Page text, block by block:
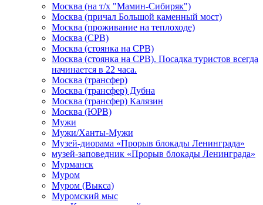
Москва (на т/х "Мамин-Сибиряк")
Москва (причал Большой каменный мост)
Москва (проживание на теплоходе)
Москва (СРВ)
Москва (стоянка на СРВ)
Москва (стоянка на СРВ). Посадка туристов всегда
начинается в 22 часа.
Москва (трансфер)
Москва (трансфер) Дубна
Москва (трансфер) Калязин
Москва (ЮРВ)
Мужи
Мужи/Ханты-Мужи
Музей-диорама «Прорыв блокады Ленинграда»
музей-заповедник «Прорыв блокады Ленинграда»
Мурманск
Муром
Муром (Выкса)
Муромский мыс